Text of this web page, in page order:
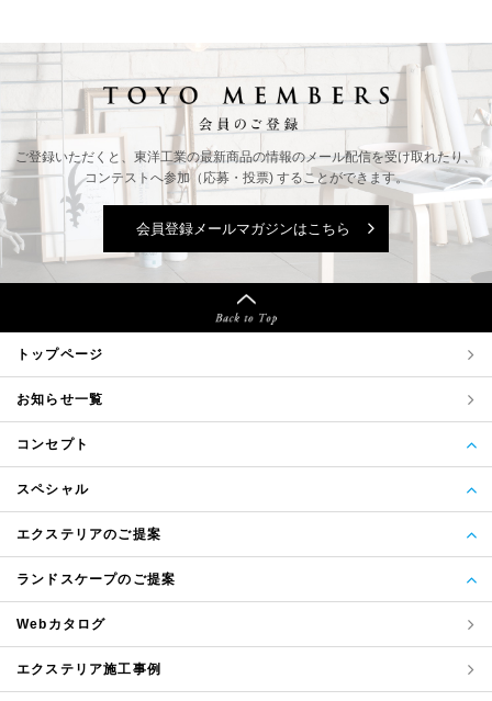
ご登録いただくと、東洋工業の最新商品の情報のメール配信を受け取れたり、
コンテストへ参加（応募・投票) することができます。
会員登録メールマガジンはこちら
トップページ
お知らせ一覧
コンセプト
スペシャル
エクステリアのご提案
ランドスケープのご提案
Webカタログ
エクステリア施工事例